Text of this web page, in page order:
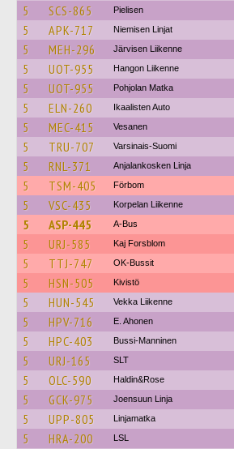
5 SCS-865 Pielisen
5 APK-717 Niemisen Linjat
5 MEH-296 Järvisen Liikenne
5 UOT-955 Hangon Liikenne
5 UOT-955 Pohjolan Matka
5 ELN-260 Ikaalisten Auto
5 MEC-415 Vesanen
5 TRU-707 Varsinais-Suomi
5 RNL-371 Anjalankosken Linja
5 TSM-405 Förbom
5 VSC-435 Korpelan Liikenne
5 ASP-445 A-Bus
5 URJ-585 Kaj Forsblom
5 TTJ-747 OK-Bussit
5 HSN-505 Kivistö
5 HUN-545 Vekka Liikenne
5 HPV-716 E. Ahonen
5 HPC-403 Bussi-Manninen
5 URJ-165 SLT
5 OLC-590 Haldin&Rose
5 GCK-975 Joensuun Linja
5 UPP-805 Linjamatka
5 HRA-200 LSL